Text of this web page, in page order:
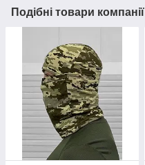
Подібні товари компанії